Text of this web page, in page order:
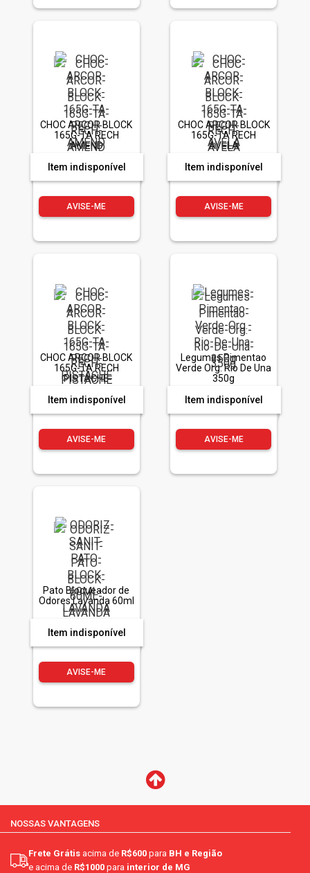
CHOC ARCOR BLOCK
165G-TA RECH
AMEND
Item indisponível
AVISE-ME
CHOC ARCOR BLOCK
165G-TA RECH
AVELA
Item indisponível
AVISE-ME
CHOC ARCOR BLOCK
165G-TA RECH
PISTACHE
Item indisponível
AVISE-ME
Legumes Pimentao
Verde Org. Rio De Una
350g
Item indisponível
AVISE-ME
Pato Bloqueador de
Odores Lavanda 60ml
Item indisponível
AVISE-ME
NOSSAS VANTAGENS
Frete Grátis acima de R$600 para BH e Região
e acima de R$1000 para interior de MG